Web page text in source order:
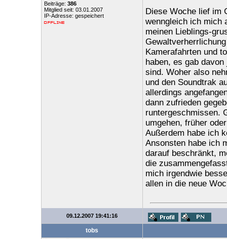
Beiträge: 386
Mitglied seit: 03.01.2007
IP-Adresse: gespeichert
Diese Woche lief im
wenngleich ich mich
meinen Lieblings-
Kamerafahrten und
haben, es gab
sind. Woher also
und den Soundtrak
allerdings
dann zufrieden
runtergeschmissen.
umgehen, früher
Außerdem habe ich
Ansonsten habe ich
darauf beschränkt,
die
mich irgendwie
allen in die neue
09.12.2007 19:41:16
tobs